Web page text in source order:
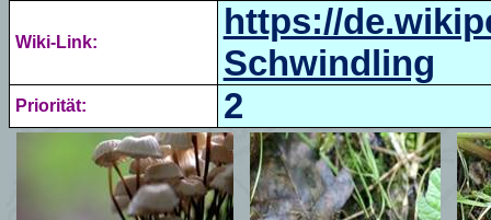
Wiki-Link:
https://
Schwindling
Priorität: 2